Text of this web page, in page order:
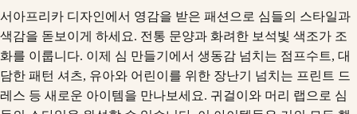
서아프리카 디자인에서 영감을 받은 패션으로 심들의 스타일과
색감을 돋보이게 하세요. 전통 문양과 화려한 보석빛 색조가 조
화를 이룹니다. 이제 심 만들기에서 생동감 넘치는 점프수트, 대
담한 패턴 셔츠, 유아와 어린이를 위한 장난기 넘치는 프린트 드
레스 등 새로운 아이템을 만나보세요. 귀걸이와 머리 랩으로 심